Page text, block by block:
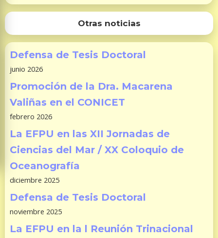
Otras noticias
Defensa de Tesis Doctoral
junio 2026
Promoción de la Dra. Macarena
Valiñas en el CONICET
febrero 2026
La EFPU en las XII Jornadas de
Ciencias del Mar / XX Coloquio de
Oceanografía
diciembre 2025
Defensa de Tesis Doctoral
noviembre 2025
La EFPU en la l Reunión Trinacional